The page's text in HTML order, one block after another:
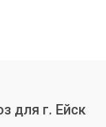
для г. Ейск